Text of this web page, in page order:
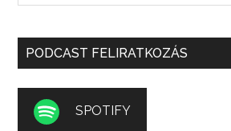
PODCAST FELIRATKOZÁS
SPOTIFY